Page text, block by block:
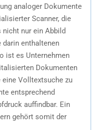
analoger Dokumente
Scanner, die
nicht nur ein Abbild
darin enthaltenen
ist es Unternehmen
Dokumenten
eine Volltextsuche zu
entsprechend
auffindbar. Ein
gehört somit der